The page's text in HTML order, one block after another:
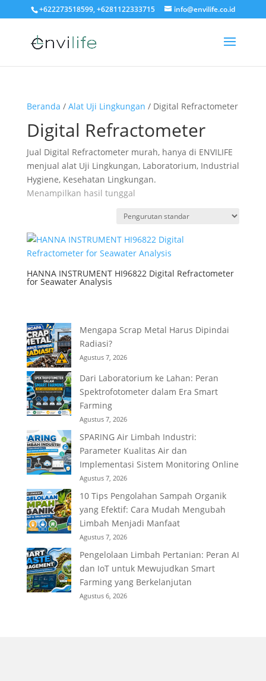
+622273518599, +6281122333715 info@envilife.co.id
Beranda / Alat Uji Lingkungan / Digital Refractometer
Digital Refractometer
Jual Digital Refractometer murah, hanya di ENVILIFE
menjual alat Uji Lingkungan, Laboratorium, Industrial
Hygiene, Kesehatan Lingkungan.
Menampilkan hasil tunggal
HANNA INSTRUMENT HI96822 Digital Refractometer
for Seawater Analysis
Mengapa Scrap Metal Harus Dipindai
Radiasi?
Agustus 7, 2026
Dari Laboratorium ke Lahan: Peran
Spektrofotometer dalam Era Smart
Farming
Agustus 7, 2026
SPARING Air Limbah Industri:
Parameter Kualitas Air dan
Implementasi Sistem Monitoring Online
Agustus 7, 2026
10 Tips Pengolahan Sampah Organik
yang Efektif: Cara Mudah Mengubah
Limbah Menjadi Manfaat
Agustus 7, 2026
Pengelolaan Limbah Pertanian: Peran AI
dan IoT untuk Mewujudkan Smart
Farming yang Berkelanjutan
Agustus 6, 2026